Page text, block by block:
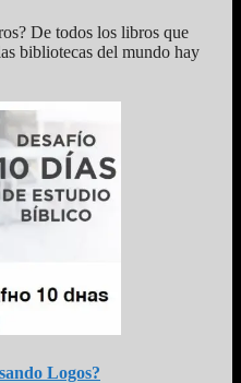
De todos los libros que
bibliotecas del mundo hay
Logos?